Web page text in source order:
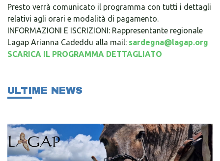
Presto verrà comunicato il programma con tutti i dettagli
relativi agli orari e modalità di pagamento.
INFORMAZIONI E ISCRIZIONI: Rappresentante regionale
Lagap Arianna Cadeddu alla mail: sardegna@lagap.org
SCARICA IL PROGRAMMA DETTAGLIATO
ULTIME NEWS